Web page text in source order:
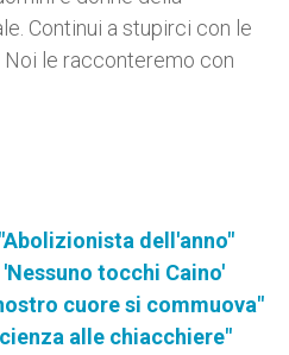
Continui a stupirci con le
le racconteremo con
dell'anno"
tocchi Caino'
cuore si commuova"
alle chiacchiere"